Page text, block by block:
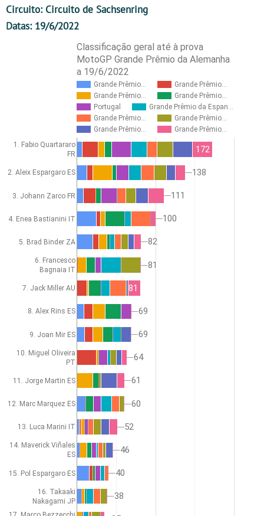
Circuito: Circuito de Sachsenring
Datas: 19/6/2022
Classificação geral até à prova
MotoGP Grande Prêmio da Alemanha
a 19/6/2022
Grande Prêmio…
Grande Prêmio…
Grande Prêmio…
Grande Prêmio…
Portugal
Grande Prêmio da Espan…
Grande Prêmio…
Grande Prêmio…
Grande Prêmio…
Grande Prêmio…
1. Fabio Quartararo
FR
2. Aleix Espargaro ES
3. Johann Zarco FR
4. Enea Bastianini IT
5. Brad Binder ZA
6. Francesco
Bagnaia IT
7. Jack Miller AU
8. Alex Rins ES
9. Joan Mir ES
10. Miguel Oliveira
PT
11. Jorge Martin ES
12. Marc Marquez ES
13. Luca Marini IT
14. Maverick Viñales
ES
15. Pol Espargaro ES
16. Takaaki
Nakagami JP
172
138
138
111
111
100
100
82
82
81
81
81
69
69
69
69
64
64
61
61
60
60
52
52
46
46
40
40
38
38